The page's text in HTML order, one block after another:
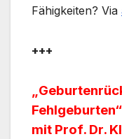
Fähigkeiten? Via
+++
mit Prof. Dr.